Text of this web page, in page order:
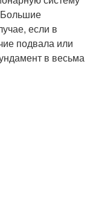
Большие
если в
подвала или
в весьма